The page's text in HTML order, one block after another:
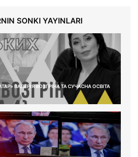
SONKI YAYINLARI
ВАЛЕРІЯ ВОЗГРІНА ТА СУЧАСНА ОСВІТА